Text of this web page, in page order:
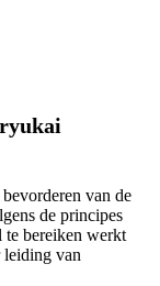
van de
de principes
bereiken werkt
leiding van